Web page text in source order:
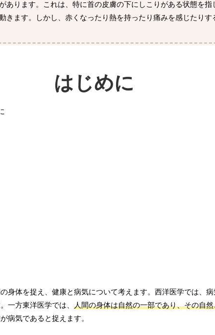
あります。これは、特に首の皮膚の下にしこりがある状態を指
きます。しかし、赤くなったり熱を持ったり痛みを感じたりす
はじめに
身体を捉え、健康と病気について考えます。西洋医学では、
一方東洋医学では、 人間の身体は自然の一部であり、その自
病気であると捉えます。